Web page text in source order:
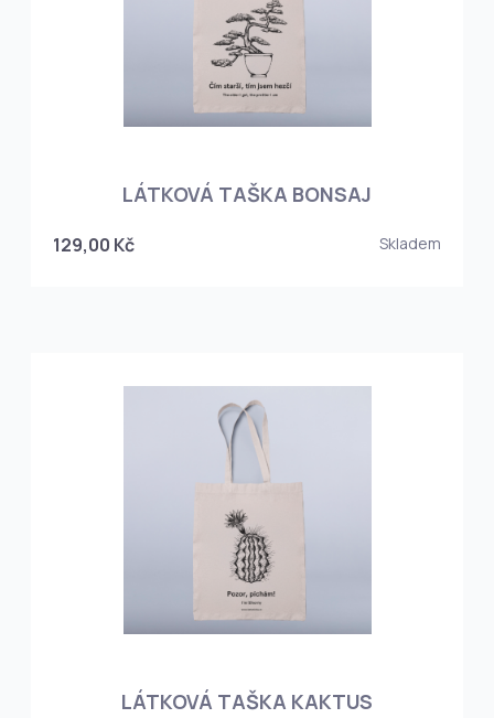
LÁTKOVÁ TAŠKA BONSAJ
129,00 Kč Skladem
LÁTKOVÁ TAŠKA KAKTUS